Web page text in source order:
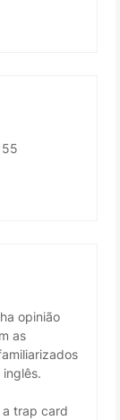
opinião
as
a trap card